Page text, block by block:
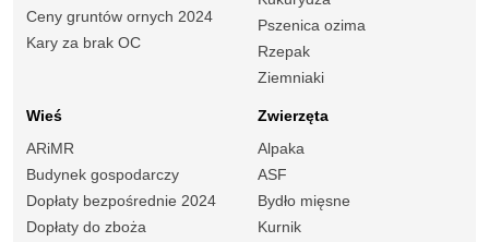
Ceny gruntów ornych 2024
Kary za brak OC
Pszenica ozima
Rzepak
Ziemniaki
Wieś
ARiMR
Budynek gospodarczy
Dopłaty bezpośrednie 2024
Dopłaty do zboża
Zwierzęta
Alpaka
ASF
Bydło mięsne
Kurnik